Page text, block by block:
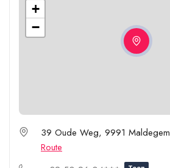
+
−
39 Oude Weg, 9991 Maldegem
Route